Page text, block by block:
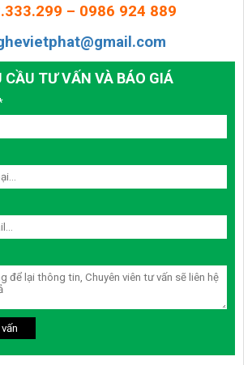
– 0986 924 889
CẦU TƯ VẤN VÀ BÁO GIÁ